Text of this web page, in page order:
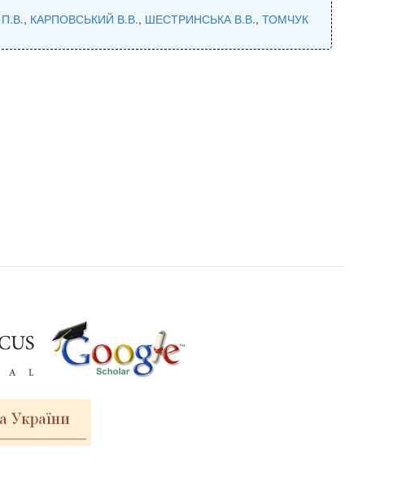
, КАРПОВСЬКИЙ В.В., ШЕСТРИНСЬКА В.В., ТОМЧУК